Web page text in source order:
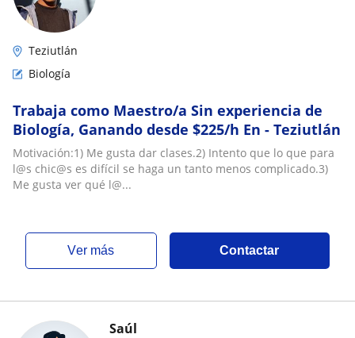
Teziutlán
Biología
Trabaja como Maestro/a Sin experiencia de
Biología, Ganando desde $225/h En - Teziutlán
Motivación:1) Me gusta dar clases.2) Intento que lo que para
l@s chic@s es difícil se haga un tanto menos complicado.3)
Me gusta ver qué l@...
ver más Contactar
Saúl